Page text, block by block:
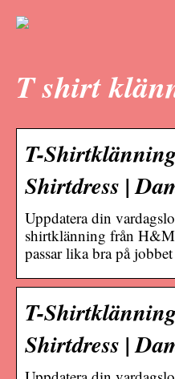
T shirt
T-
Shirtdress |
Uppdatera din
shirtklänning från
passar lika bra på
T-
Shirtdress |